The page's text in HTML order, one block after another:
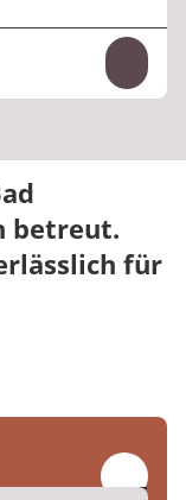
betreut.
für